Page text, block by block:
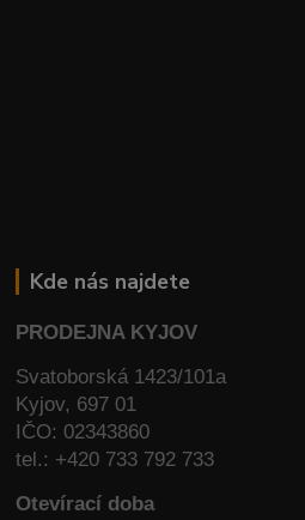
Kde nás najdete
PRODEJNA KYJOV
Svatoborská 1423/101a
Kyjov, 697 01
IČO: 02343860
tel.: +420 733 792 733
Otevírací doba